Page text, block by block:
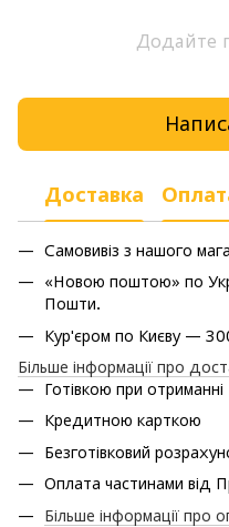
Додайте
Доставка
Самовивіз з нашого
«Новою поштою» по
Пошти.
Кур'єром по Києву —
Більше інформації про
Готівкою при отриманні
Кредитною карткою
Безготівковий
Оплата частинами від
Більше інформації про